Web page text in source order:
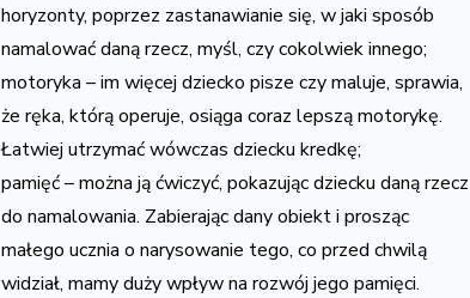
horyzonty, poprzez zastanawianie się, w jaki sposób
namalować daną rzecz, myśl, czy cokolwiek innego;
motoryka – im więcej dziecko pisze czy maluje, sprawia,
że ręka, którą operuje, osiąga coraz lepszą motorykę.
Łatwiej utrzymać wówczas dziecku kredkę;
pamięć – można ją ćwiczyć, pokazując dziecku daną rzecz
do namalowania. Zabierając dany obiekt i prosząc
małego ucznia o narysowanie tego, co przed chwilą
widział, mamy duży wpływ na rozwój jego pamięci.